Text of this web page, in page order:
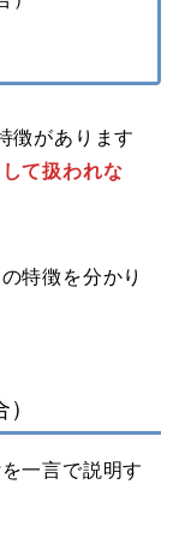
徴があります
て扱われな
特徴を分かり
一言で説明す